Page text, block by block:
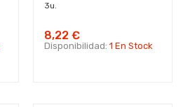
3u.
8,22 €
Disponibilidad: 1 En Stock